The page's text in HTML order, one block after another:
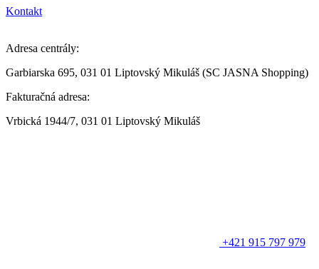
Kontakt
Adresa centrály:
Garbiarska 695, 031 01 Liptovský Mikuláš (SC JASNA Shopping)
Fakturačná adresa:
Vrbická 1944/7, 031 01 Liptovský Mikuláš
+421 915 797 979